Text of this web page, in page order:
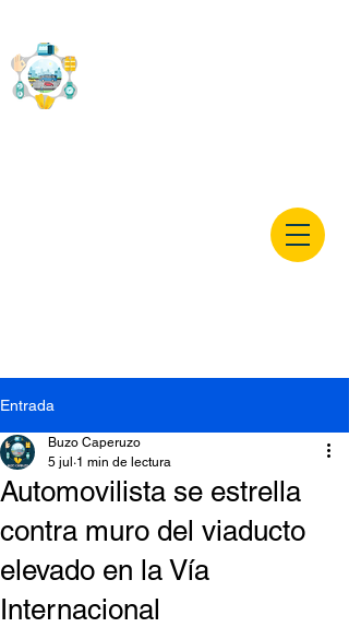
Entrada
Automovilista se estrella
contra muro del viaducto
elevado en la Vía
Internacional
Buzo Caperuzo
5 jul 1 min de lectura